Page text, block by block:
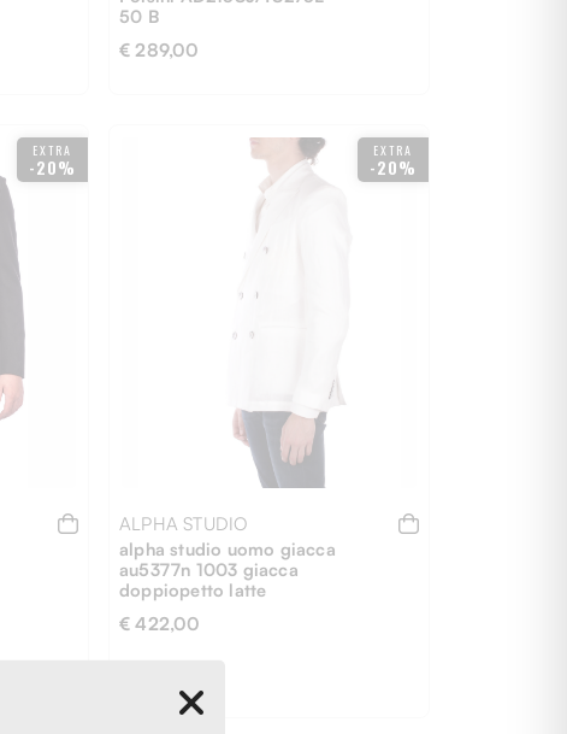
50 B
€ 289,00
EXTRA
-20%
EXTRA
-20%
ALPHA STUDIO
alpha studio uomo giacca
au5377n 1003 giacca
doppiopetto latte
€ 422,00